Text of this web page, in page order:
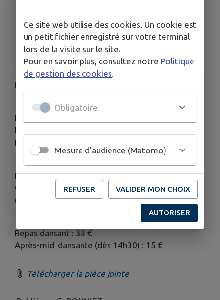
TARIFS
Repas dansant : 38 €
Après-midi dansante (dès 14h30) : 15 €
Bonjour,
LE COMITE DES FETES DE BRIARRES-SUR-
ESSONNE ORGANISE UN REPAS DANSANT LE
DIMANCHE 19 AVRIL 2026 A 12h30
L' EVENEMENT A LIEU AU CENTRE SOCIO-
CULTUREL, SALLE DES FETES DE PUISEAUX
(RUE NIEDER RODEN (DIRECTION MALESHERBES)
Repas dansant : 38 €
Après-midi dansante (dès 14h30) : 15 €
Télécharger la pièce jointe
Ce site web utilise des cookies. Un cookie est
un petit fichier enregistré sur votre terminal
lors de la visite sur le site.
Pour en savoir plus, consultez notre Politique
de gestion des cookies.
Obligatoire
Mesure d'audience (Matomo)
REFUSER VALIDER MON CHOIX
AUTORISER